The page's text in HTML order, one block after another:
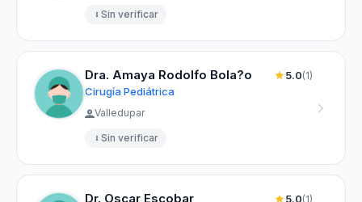
Sin verificar
Dra. Amaya Rodolfo Bola?o
Cirugía Pediátrica
5.0(1)
Valledupar
Sin verificar
Dr. Oscar Escobar 5.0(1)